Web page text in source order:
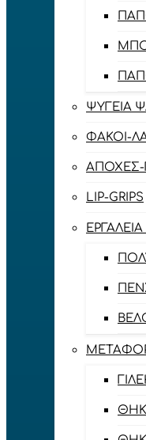
ΨΥΓΕΊΑ
ΦΑΚΟΊ-
ΑΠΌΧΕΣ-
LIP-GRIPS